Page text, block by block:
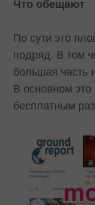
Что обещают
По сути это
подряд. В том
большая часть
В основном
бесплатным